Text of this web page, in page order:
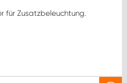
für Zusatzbeleuchtung.